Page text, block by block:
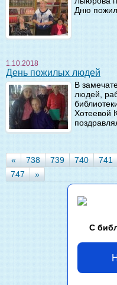
Дню
1.10.2018
День пожилых людей
В
людей,
Хотеевой
« 738 739 740 741
747
»
С